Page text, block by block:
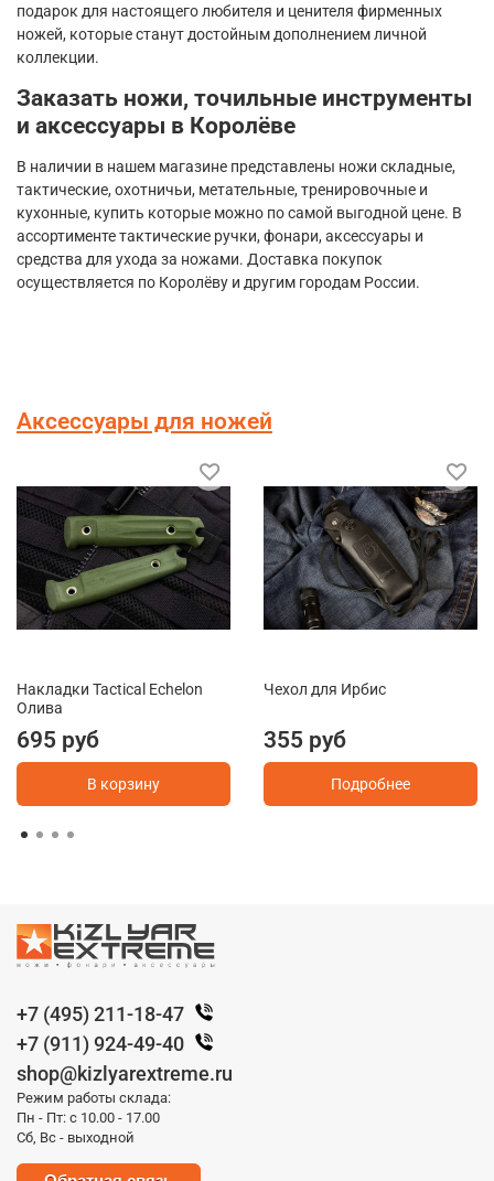
подарок для настоящего любителя и ценителя фирменных
ножей, которые станут достойным дополнением личной
коллекции.
Заказать ножи, точильные инструменты
и аксессуары в Королёве
В наличии в нашем магазине представлены ножи складные,
тактические, охотничьи, метательные, тренировочные и
кухонные, купить которые можно по самой выгодной цене. В
ассортименте тактические ручки, фонари, аксессуары и
средства для ухода за ножами. Доставка покупок
осуществляется по Королёву и другим городам России.
Аксессуары для ножей
Накладки Tactical Echelon
Олива
695 руб
В корзину
Чехол для Ирбис
355 руб
Подробнее
+7 (495) 211-18-47
+7 (911) 924-49-40
shop@kizlyarextreme.ru
Режим работы склада:
Пн - Пт: с 10.00 - 17.00
Сб, Вс - выходной